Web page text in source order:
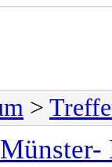
>
Münster-